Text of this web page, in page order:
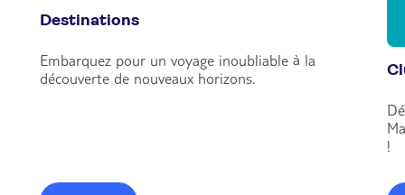
Destinations
Embarquez pour un voyage inoubliable à la
découverte de nouveaux horizons.
!